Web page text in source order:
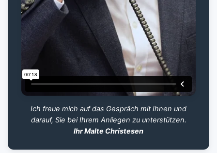
Ich freue mich auf das Gespräch mit Ihnen und
darauf, Sie bei Ihrem Anliegen zu unterstützen.
Ihr Malte Christesen